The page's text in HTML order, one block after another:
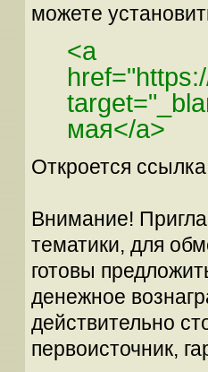
можете
<a
мая</a>
Откроется
Внимание!
тематики, для
готовы
денежное
действительно
первоисточник,